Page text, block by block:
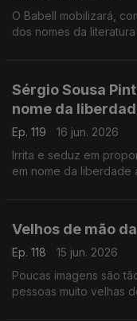
O Babell mobilizará,
dos nomes da
Sérgio Sousa
nome da
Ep. 119
16 jun. 2026
Irrita e seduz em
em nome da
Velhos de mão
Ep. 118
15 jun. 2026
Poucas imagens são
pessoas muito velhas